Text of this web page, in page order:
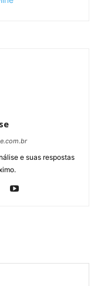
e suas respostas